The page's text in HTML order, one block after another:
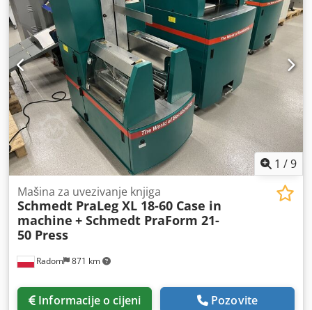
1 /9
Radom 871 km
Mašina za uvezivanje knjiga
Schmedt PraLeg XL 18-60 Case in
machine + Schmedt PraForm 21-
50 Press
Informacije o cijeni Pozovite